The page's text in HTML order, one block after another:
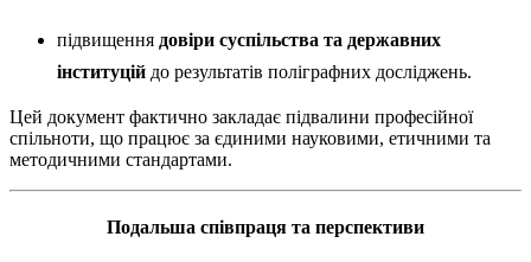
підвищення довіри суспільства та державних
інституцій до результатів поліграфних досліджень.
Цей документ фактично закладає підвалини професійної
спільноти, що працює за єдиними науковими, етичними та
методичними стандартами.
Подальша співпраця та перспективи